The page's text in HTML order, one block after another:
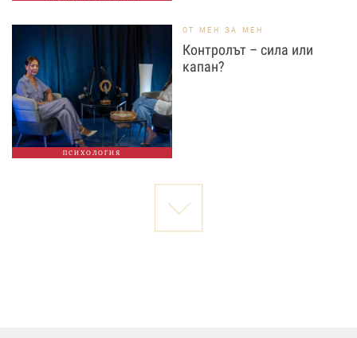
ПСИХОЛОГИЯ
ОТ МЕН ЗА МЕН
Контролът – сила или
капан?